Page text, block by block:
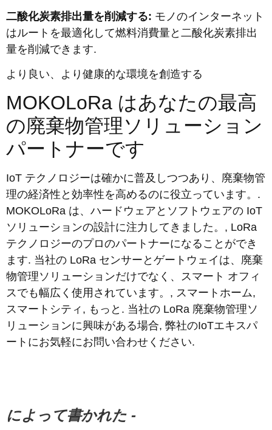
二酸化炭素排出量を削減する: モノのインターネット
はルートを最適化して燃料消費量と二酸化炭素排出
量を削減できます.
より良い、より健康的な環境を創造する
MOKOLoRa はあなたの最高
の廃棄物管理ソリューション
パートナーです
IoT テクノロジーは確かに普及しつつあり、廃棄物管
理の経済性と効率性を高めるのに役立っています。.
MOKOLoRa は、ハードウェアとソフトウェアの IoT
ソリューションの設計に注力してきました。, LoRa
テクノロジーのプロのパートナーになることができ
ます. 当社の LoRa センサーとゲートウェイは、廃棄
物管理ソリューションだけでなく、スマート オフィ
スでも幅広く使用されています。, スマートホーム,
スマートシティ, もっと. 当社の LoRa 廃棄物管理ソ
リューションに興味がある場合, 弊社のIoTエキスパ
ートにお気軽にお問い合わせください.
によって書かれた -